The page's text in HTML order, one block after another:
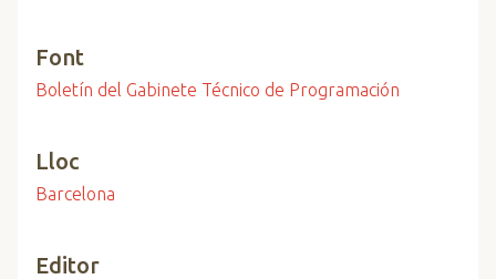
Font
Boletín del Gabinete Técnico de Programación
Lloc
Barcelona
Editor